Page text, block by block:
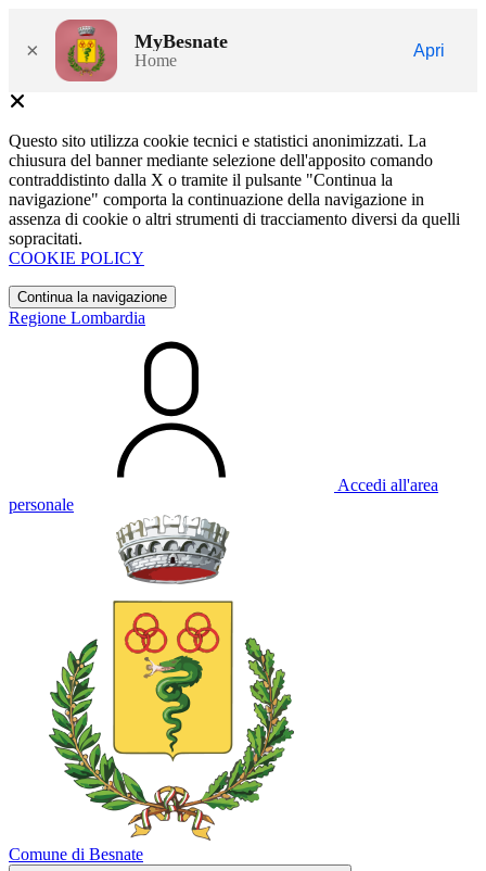
× MyBesnate
Home
Apri
Questo sito utilizza cookie tecnici e statistici anonimizzati. La
chiusura del banner mediante selezione dell'apposito comando
contraddistinto dalla X o tramite il pulsante "Continua la
navigazione" comporta la continuazione della navigazione in
assenza di cookie o altri strumenti di tracciamento diversi da quelli
sopracitati.
COOKIE POLICY
Continua la navigazione
Regione Lombardia
Accedi all'area
personale
Comune di Besnate